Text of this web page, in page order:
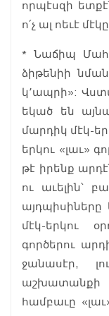
որպէսզի
ո՛չ ալ ոեւէ
* Նաճիպ
ձիթենիի
կ՚ապրի»:
եկած են
մարդիկ մէկ-
երկու «լաւ»
թէ իրենք
ու աւելին՝
մէկ-երկու
գործերու
ջանասէր,
աշխատանքի
համբաւը